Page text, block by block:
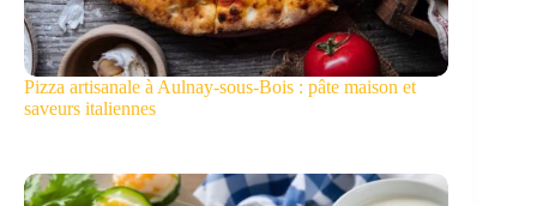
Pizza artisanale à Aulnay-sous-Bois : pâte maison et
saveurs italiennes